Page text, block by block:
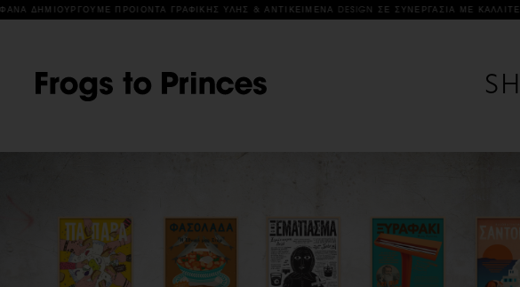
ΥΛΗΣ & ΑΝΤΙΚΕΙΜΕΝΑ DESIGN ΣΕ ΣΥΝΕΡΓΑΣΙΑ ΜΕ ΚΑΛΛΙΤΕΧΝΕΣ & ΔΗΜΙΟΥΡΓΟΥΣ ΔΩΡΕΑΝ